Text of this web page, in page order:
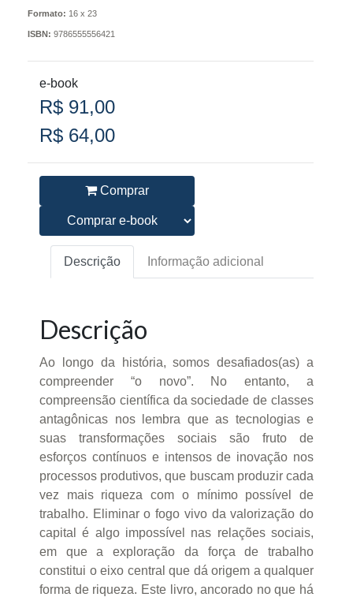
Formato: 16 x 23
ISBN: 9786555556421
e-book
R$ 91,00
R$ 64,00
Comprar
Descrição Informação adicional
Descrição
Ao longo da história, somos desafiados(as) a
compreender “o novo”. No entanto, a
compreensão científica da sociedade de classes
antagônicas nos lembra que as tecnologias e
suas transformações sociais são fruto de
esforços contínuos e intensos de inovação nos
processos produtivos, que buscam produzir cada
vez mais riqueza com o mínimo possível de
trabalho. Eliminar o fogo vivo da valorização do
capital é algo impossível nas relações sociais,
em que a exploração da força de trabalho
constitui o eixo central que dá origem a qualquer
forma de riqueza. Este livro, ancorado no que há